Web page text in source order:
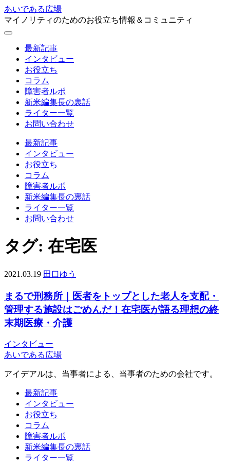
あいである広場
マイノリティのためのお役立ち情報＆コミュニティ
最新記事
インタビュー
お役立ち
コラム
障害者ルポ
新米編集長の裏話
ライター一覧
お問い合わせ
最新記事
インタビュー
お役立ち
コラム
障害者ルポ
新米編集長の裏話
ライター一覧
お問い合わせ
タグ: 在宅医
2021.03.19 田口ゆう
まるで刑務所｜医者をトップとした老人を支配・
管理する施設はごめんだ！在宅医が語る理想の終
末期医療・介護
インタビュー
あいである広場
アイデアルは、当事者による、当事者のための会社です。
最新記事
インタビュー
お役立ち
コラム
障害者ルポ
新米編集長の裏話
ライター一覧